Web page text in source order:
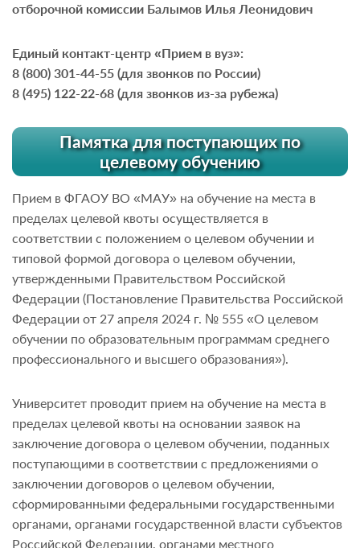
отборочной комиссии Балымов Илья Леонидович
Единый контакт-центр «Прием в вуз»:
8 (800) 301-44-55 (для звонков по России)
8 (495) 122-22-68 (для звонков из-за рубежа)
Памятка для поступающих по
целевому обучению
Прием в ФГАОУ ВО «МАУ» на обучение на места в
пределах целевой квоты осуществляется в
соответствии с положением о целевом обучении и
типовой формой договора о целевом обучении,
утвержденными Правительством Российской
Федерации (Постановление Правительства Российской
Федерации от 27 апреля 2024 г. № 555 «О целевом
обучении по образовательным программам среднего
профессионального и высшего образования»).
Университет проводит прием на обучение на места в
пределах целевой квоты на основании заявок на
заключение договора о целевом обучении, поданных
поступающими в соответствии с предложениями о
заключении договоров о целевом обучении,
сформированными федеральными государственными
органами, органами государственной власти субъектов
Российской Федерации, органами местного